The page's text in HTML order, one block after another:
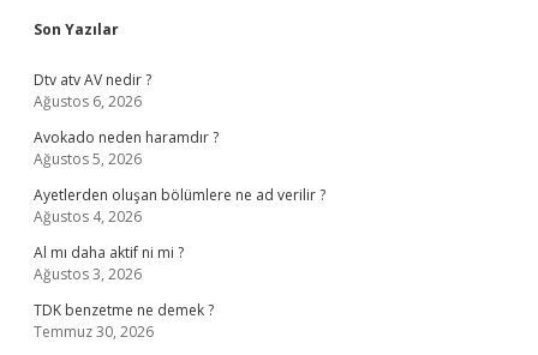
Sidebar
Son Yazılar
Dtv atv AV nedir ?
Ağustos 6, 2026
Avokado neden haramdır ?
Ağustos 5, 2026
Ayetlerden oluşan bölümlere ne ad verilir ?
Ağustos 4, 2026
Al mı daha aktif ni mi ?
Ağustos 3, 2026
TDK benzetme ne demek ?
Temmuz 30, 2026